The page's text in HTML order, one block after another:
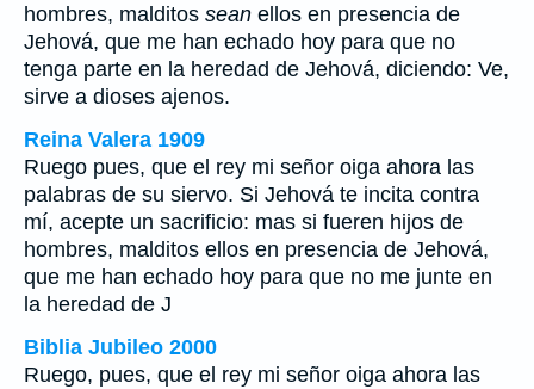
hombres, malditos sean ellos en presencia de
Jehová, que me han echado hoy para que no
tenga parte en la heredad de Jehová, diciendo: Ve,
sirve a dioses ajenos.
Reina Valera 1909
Ruego pues, que el rey mi señor oiga ahora las
palabras de su siervo. Si Jehová te incita contra
mí, acepte un sacrificio: mas si fueren hijos de
hombres, malditos ellos en presencia de Jehová,
que me han echado hoy para que no me junte en
la heredad de J
Biblia Jubileo 2000
Ruego, pues, que el rey mi señor oiga ahora las